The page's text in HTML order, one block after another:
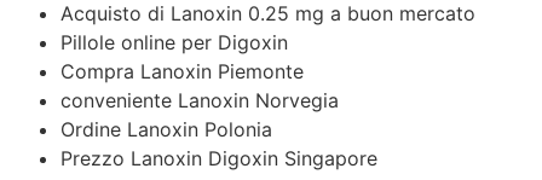
Acquisto di Lanoxin 0.25 mg a buon mercato
Pillole online per Digoxin
Compra Lanoxin Piemonte
conveniente Lanoxin Norvegia
Ordine Lanoxin Polonia
Prezzo Lanoxin Digoxin Singapore